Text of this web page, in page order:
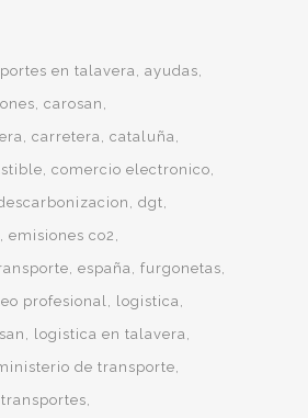
en talavera ayudas
carosan
carretera cataluña
comercio electronico
dgt
emisiones co2
españa furgonetas
profesional
logistica
logistica en talavera
de transporte